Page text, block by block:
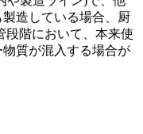
造している場合、厨
段階において、本来使
質が混入する場合が